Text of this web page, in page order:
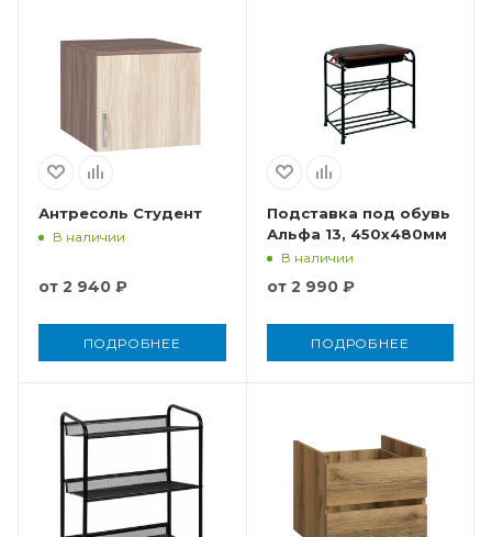
Антресоль Студент
В наличии
от 2 940 ₽
ПОДРОБНЕЕ
Подставка под обувь
Альфа 13, 450x480мм
В наличии
от 2 990 ₽
ПОДРОБНЕЕ